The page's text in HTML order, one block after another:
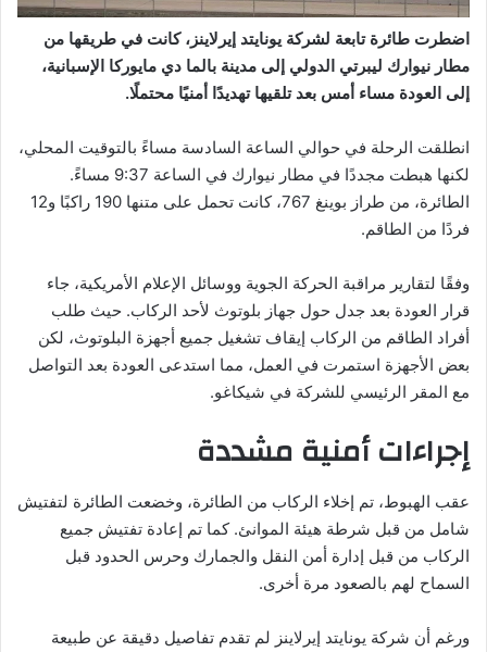
اضطرت طائرة تابعة لشركة يونايتد إيرلاينز، كانت في طريقها من
مطار نيوارك ليبرتي الدولي إلى مدينة بالما دي مايوركا الإسبانية،
إلى العودة مساء أمس بعد تلقيها تهديدًا أمنيًا محتملًا.
انطلقت الرحلة في حوالي الساعة السادسة مساءً بالتوقيت المحلي،
لكنها هبطت مجددًا في مطار نيوارك في الساعة 9:37 مساءً.
الطائرة، من طراز بوينغ 767، كانت تحمل على متنها 190 راكبًا و12
فردًا من الطاقم.
وفقًا لتقارير مراقبة الحركة الجوية ووسائل الإعلام الأمريكية، جاء
قرار العودة بعد جدل حول جهاز بلوتوث لأحد الركاب. حيث طلب
أفراد الطاقم من الركاب إيقاف تشغيل جميع أجهزة البلوتوث، لكن
بعض الأجهزة استمرت في العمل، مما استدعى العودة بعد التواصل
مع المقر الرئيسي للشركة في شيكاغو.
إجراءات أمنية مشددة
عقب الهبوط، تم إخلاء الركاب من الطائرة، وخضعت الطائرة لتفتيش
شامل من قبل شرطة هيئة الموانئ. كما تم إعادة تفتيش جميع
الركاب من قبل إدارة أمن النقل والجمارك وحرس الحدود قبل
السماح لهم بالصعود مرة أخرى.
ورغم أن شركة يونايتد إيرلاينز لم تقدم تفاصيل دقيقة عن طبيعة